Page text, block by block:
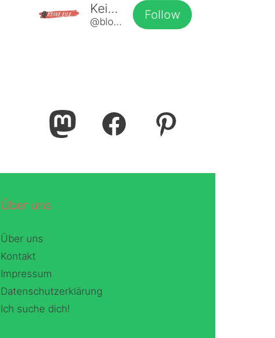
Keine Eile
@blog@www.keine-eile.de
Follow
Mastodon Facebook Pinterest
Über uns
Über uns
Kontakt
Impressum
Datenschutzerklärung
Ich suche dich!